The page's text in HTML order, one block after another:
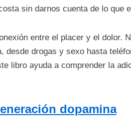
sin darnos cuenta de lo que
entre el placer y el dolor.
desde drogas y sexo hasta
libro ayuda a comprender la
dopamina